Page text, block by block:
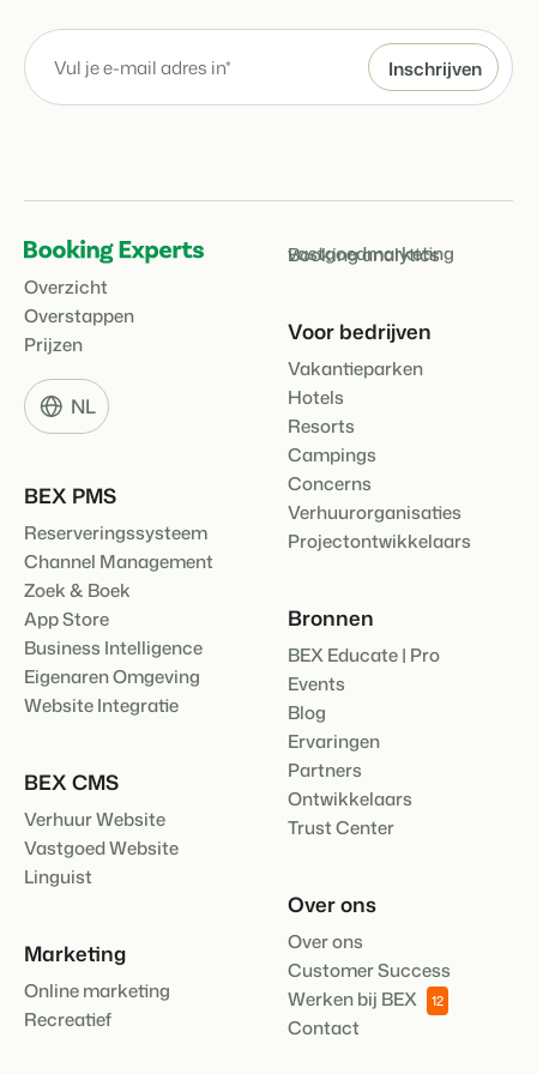
Overzicht
Overstappen
Prijzen
NL
BEX PMS
Reserveringssysteem
Channel Management
Zoek & Boek
App Store
Business Intelligence
Eigenaren Omgeving
Website Integratie
BEX CMS
Verhuur Website
Vastgoed Website
Linguist
Marketing
Online marketing
Recreatief
vastgoedmarketing
Booking analytics
Voor bedrijven
Vakantieparken
Hotels
Resorts
Campings
Concerns
Verhuurorganisaties
Projectontwikkelaars
Bronnen
BEX Educate | Pro
Events
Blog
Ervaringen
Partners
Ontwikkelaars
Trust Center
Over ons
Over ons
Customer Success
Werken bij BEX
12
Contact